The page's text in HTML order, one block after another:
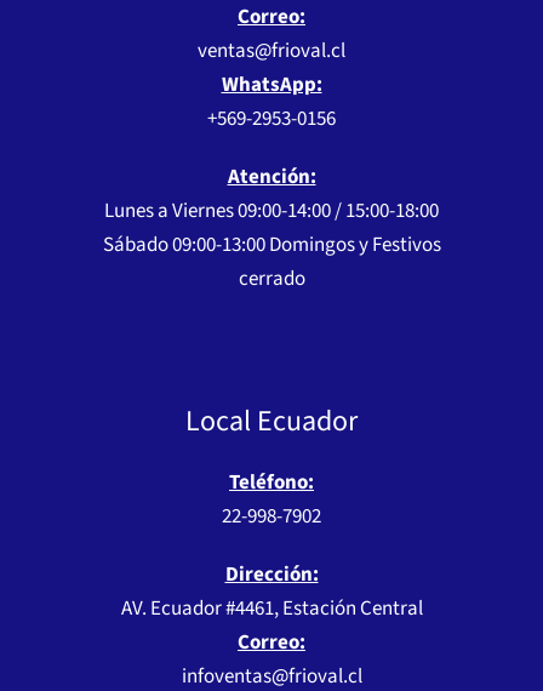
Correo:
ventas@frioval.cl
WhatsApp:
+569-2953-0156
Atención:
Lunes a Viernes 09:00-14:00 / 15:00-18:00
Sábado 09:00-13:00 Domingos y Festivos
cerrado
Local Ecuador
Teléfono:
22-998-7902
Dirección:
AV. Ecuador #4461, Estación Central
Correo:
infoventas@frioval.cl